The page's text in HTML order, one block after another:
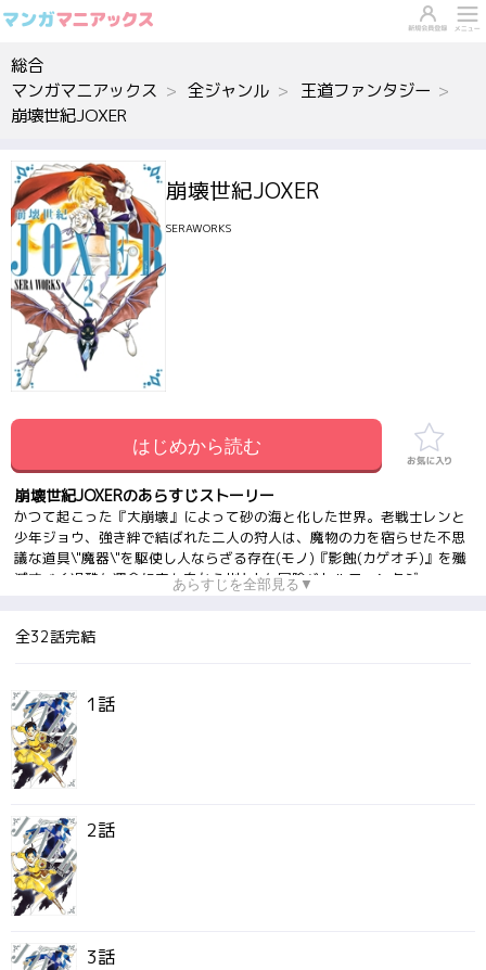
総合
マンガマニアックス
全ジャンル
王道ファンタジー
崩壊世紀JOXER
崩壊世紀JOXER
SERAWORKS
はじめから読む
崩壊世紀JOXERのあらすじストーリー
かつて起こった『大崩壊』によって砂の海と化した世界。老戦士レンと
少年ジョウ、強き絆で結ばれた二人の狩人は、魔物の力を宿らせた不思
議な道具\"魔器\"を駆使し人ならざる存在(モノ)『影蝕(カゲオチ)』を殲
滅すべく過酷な運命に立ち向かう!!壮大な冒険バトルファンタジー、
あらすじを全部見る▼
全32話完結
1話
2話
3話